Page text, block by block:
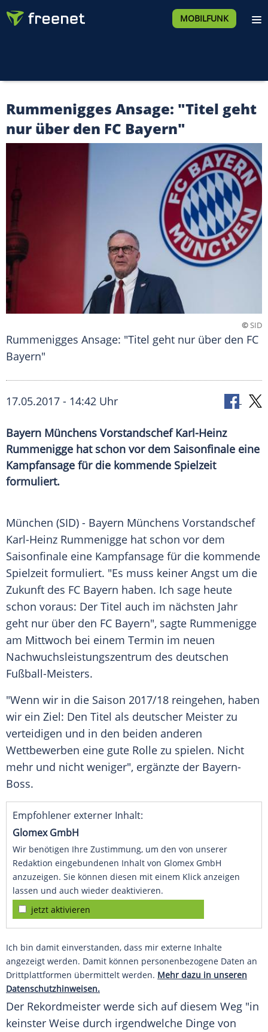
MOBILFUNK
Rummenigges Ansage: "Titel geht
nur über den FC Bayern"
©SID
Rummenigges Ansage: "Titel geht nur über den FC
Bayern"
17.05.2017 - 14:42 Uhr
Bayern Münchens Vorstandschef Karl-Heinz
Rummenigge hat schon vor dem Saisonfinale eine
Kampfansage für die kommende Spielzeit
formuliert.
München (SID) - Bayern Münchens Vorstandschef
Karl-Heinz Rummenigge hat schon vor dem
Saisonfinale eine Kampfansage für die kommende
Spielzeit formuliert. "Es muss keiner Angst um die
Zukunft des FC Bayern haben. Ich sage heute
schon voraus: Der Titel auch im nächsten Jahr
geht nur über den FC Bayern", sagte Rummenigge
am Mittwoch bei einem Termin im neuen
Nachwuchsleistungszentrum des deutschen
Fußball-Meisters.
"Wenn wir in die Saison 2017/18 reingehen, haben
wir ein Ziel: Den Titel als deutscher Meister zu
verteidigen und in den beiden anderen
Wettbewerben eine gute Rolle zu spielen. Nicht
mehr und nicht weniger", ergänzte der Bayern-
Boss.
Empfohlener externer Inhalt:
Glomex GmbH
Wir benötigen Ihre Zustimmung, um den von unserer
Redaktion eingebundenen Inhalt von Glomex GmbH
anzuzeigen. Sie können diesen mit einem Klick anzeigen
lassen und auch wieder deaktivieren.
jetzt aktivieren
Ich bin damit einverstanden, dass mir externe Inhalte
angezeigt werden. Damit können personenbezogene Daten an
Drittplattformen übermittelt werden. Mehr dazu in unseren
Datenschutzhinweisen.
Der Rekordmeister werde sich auf diesem Weg "in
keinster Weise durch irgendwelche Dinge von